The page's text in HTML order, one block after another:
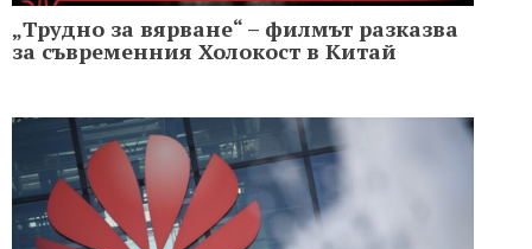
„Трудно за вярване“ – филмът разказва
за съвременния Холoкост в Китай